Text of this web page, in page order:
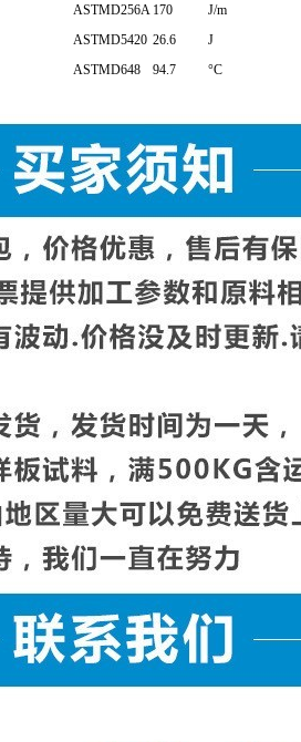
ASTMD256A 170
J/m
ASTMD5420 26.6
J
ASTMD648 94.7 °C